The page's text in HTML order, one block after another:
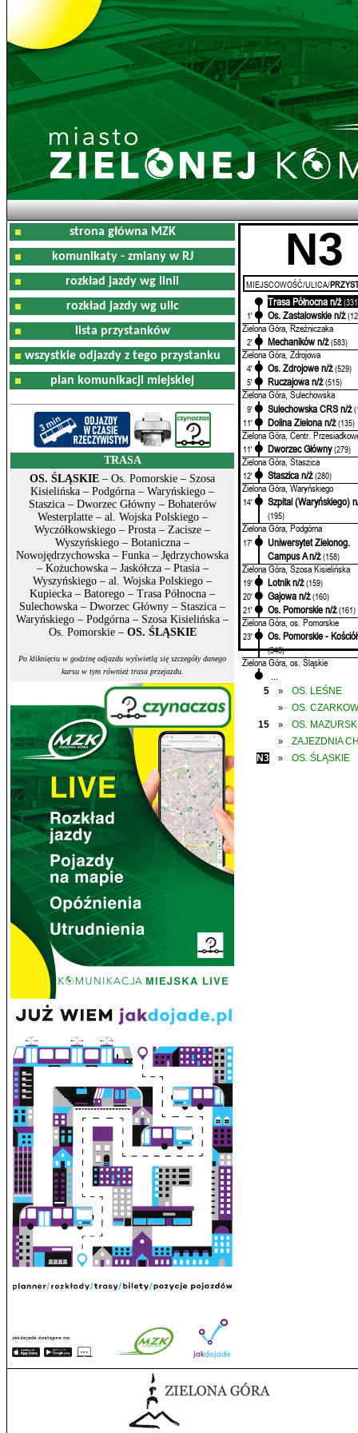
strona główna MZK
komunikaty - zmiany w RJ
rozkład jazdy wg linii
rozkład jazdy wg ulic
lista przystanków
wszystkie odjazdy z tego przystanku
plan komunikacji miejskiej
TRASA
OS. ŚLĄSKIE – Os. Pomorskie – Szosa
Kisielińska – Podgórna – Waryńskiego –
Staszica – Dworzec Główny – Bohaterów
Westerplatte – al. Wojska Polskiego –
Wyczółkowskiego – Prosta – Zacisze –
Wyszyńskiego – Botaniczna –
Nowojędrzychowska – Funka – Jędrzychowska
– Kożuchowska – Jaskółcza – Ptasia –
Wyszyńskiego – al. Wojska Polskiego –
Kupiecka – Batorego – Trasa Północna –
Sulechowska – Dworzec Główny – Staszica –
Waryńskiego – Podgórna – Szosa Kisielińska –
Os. Pomorskie – OS. ŚLĄSKIE
Po kliknięciu w godzinę odjazdu wyświetlą się szczegóły danego
kursu w tym również trasa przejazdu.
N3
MIEJSCOWOŚĆ/ULICA/
Trasa Północna n/ż
1'
Os. Zastalowskie n/ż
Zielona Góra, Rzeźniczaka
2' Mechaników n/ż (583)
Zielona Góra, Zdrojowa
4' Os. Zdrojowe n/ż (529)
5'
Ruczajowa n/ż (515)
Zielona Góra, Sulechowska
9' Sulechowska CRS n/ż
11'
Dolina Zielona n/ż (135)
Zielona Góra, Centr.
11' Dworzec Główny (279)
Zielona Góra, Staszica
12' Staszica n/ż (280)
Zielona Góra, Waryńskiego
14' Szpital (Waryńskiego)
(195)
Zielona Góra, Podgórna
17'
Uniwersytet Zielonog.
Campus A n/ż (158)
Zielona Góra, Szosa Kisielińska
19' Lotnik n/ż (159)
20'
Gajowa n/ż (160)
21'
Os. Pomorskie n/ż (161)
Zielona Góra, os. Pomorskie
23' Os. Pomorskie -
(348)
Zielona Góra, os. Śląskie
Pozostałe rozkłady z
5 » OS. LEŚNE
»
OS.
15
» OS.
»
ZAJEZDNIA
N3
» OS. ŚLĄSKIE